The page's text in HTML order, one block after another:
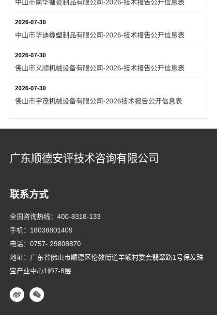
中山市南华搪瓷制品有限公司-2026-技术报告公开信息表
2026-07-30
中山市华迪橡塑制品有限公司-2026-技术报告公开信息表
2026-07-30
佛山市义顺机械设备有限公司-2026-技术报告公开信息表
2026-07-30
佛山市宇茂机械设备有限公司-2026技术报告公开信息表
广东顺德安评技术咨询有限公司
联系方式
全国咨询热线： 400-8318-133
手机： 18038801409
电话： 0757- 29808870
地址：广东省佛山市顺德区伦教街道羊额村委会翡翠路1号保发珠
宝产业中心1幢7-8层